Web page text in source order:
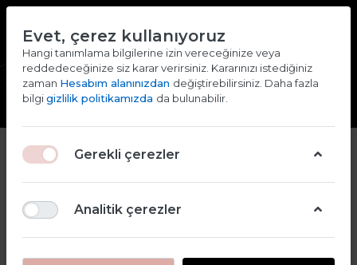
Giriş yap Kaydol
Evet, çerez kullanıyoruz
Hangi tanımlama bilgilerine izin vereceğinize veya
reddedeceğinize siz karar verirsiniz. Kararınızı istediğiniz
zaman Hesabım alanınızdan değiştirebilirsiniz. Daha fazla
bilgigizlilik politikamızda da bulunabilir.
Gerekli çerezler
Analitik çerezler